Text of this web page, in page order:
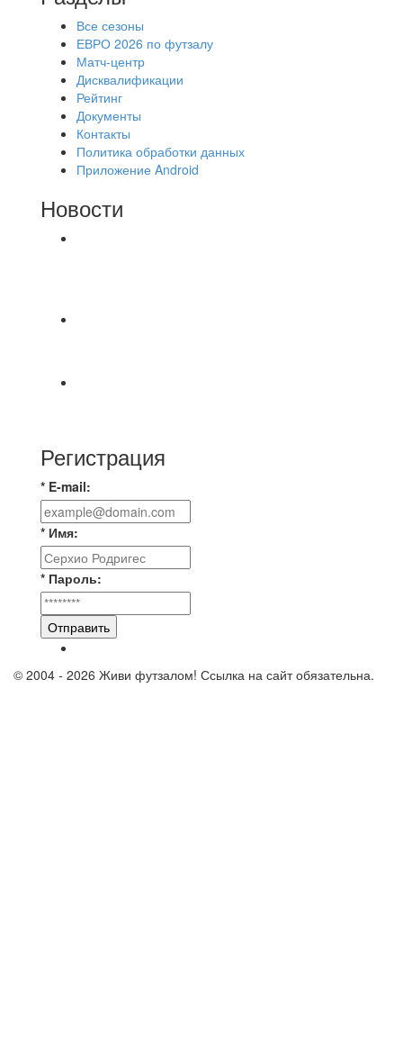
Все сезоны
ЕВРО 2026 по футзалу
Матч-центр
Дисквалификации
Рейтинг
Документы
Контакты
Политика обработки данных
Приложение Android
Новости
Регистрация
* E-mail:
* Имя:
* Пароль:
Отправить
© 2004 - 2026 Живи футзалом! Ссылка на сайт обязательна.